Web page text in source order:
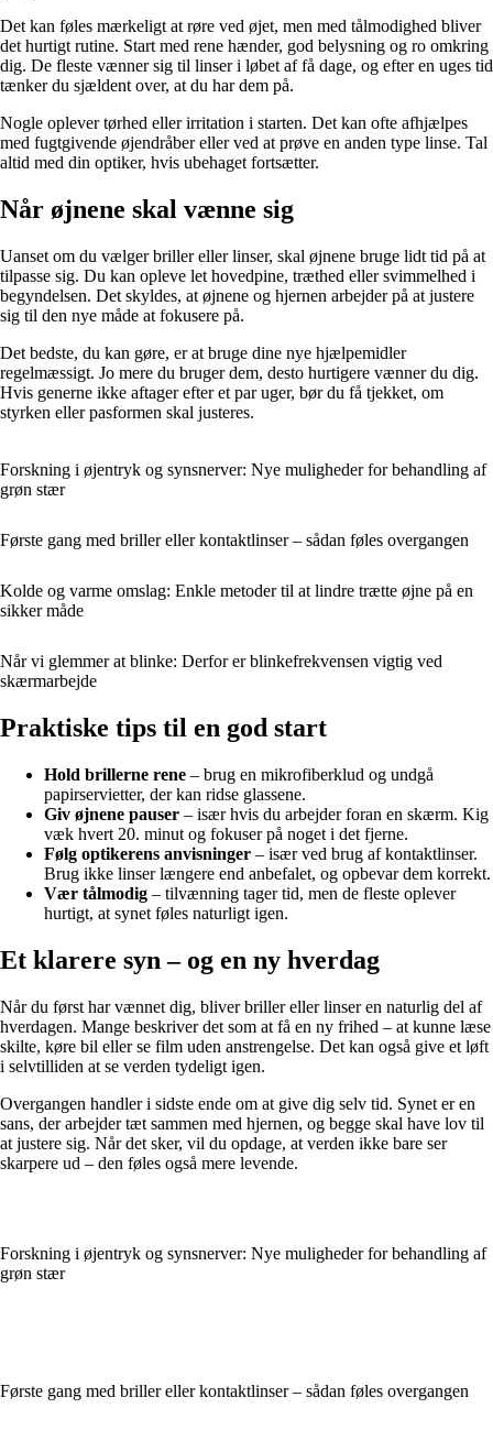
Det kan føles mærkeligt at røre ved øjet, men med tålmodighed bliver
det hurtigt rutine. Start med rene hænder, god belysning og ro omkring
dig. De fleste vænner sig til linser i løbet af få dage, og efter en uges tid
tænker du sjældent over, at du har dem på.
Nogle oplever tørhed eller irritation i starten. Det kan ofte afhjælpes
med fugtgivende øjendråber eller ved at prøve en anden type linse. Tal
altid med din optiker, hvis ubehaget fortsætter.
Når øjnene skal vænne sig
Uanset om du vælger briller eller linser, skal øjnene bruge lidt tid på at
tilpasse sig. Du kan opleve let hovedpine, træthed eller svimmelhed i
begyndelsen. Det skyldes, at øjnene og hjernen arbejder på at justere
sig til den nye måde at fokusere på.
Det bedste, du kan gøre, er at bruge dine nye hjælpemidler
regelmæssigt. Jo mere du bruger dem, desto hurtigere vænner du dig.
Hvis generne ikke aftager efter et par uger, bør du få tjekket, om
styrken eller pasformen skal justeres.
Forskning i øjentryk og synsnerver: Nye muligheder for behandling af
grøn stær
Første gang med briller eller kontaktlinser – sådan føles overgangen
Kolde og varme omslag: Enkle metoder til at lindre trætte øjne på en
sikker måde
Når vi glemmer at blinke: Derfor er blinkefrekvensen vigtig ved
skærmarbejde
Praktiske tips til en god start
Hold brillerne rene – brug en mikrofiberklud og undgå
papirservietter, der kan ridse glassene.
Giv øjnene pauser – især hvis du arbejder foran en skærm. Kig
væk hvert 20. minut og fokuser på noget i det fjerne.
Følg optikerens anvisninger – især ved brug af kontaktlinser.
Brug ikke linser længere end anbefalet, og opbevar dem korrekt.
Vær tålmodig – tilvænning tager tid, men de fleste oplever
hurtigt, at synet føles naturligt igen.
Et klarere syn – og en ny hverdag
Når du først har vænnet dig, bliver briller eller linser en naturlig del af
hverdagen. Mange beskriver det som at få en ny frihed – at kunne læse
skilte, køre bil eller se film uden anstrengelse. Det kan også give et løft
i selvtilliden at se verden tydeligt igen.
Overgangen handler i sidste ende om at give dig selv tid. Synet er en
sans, der arbejder tæt sammen med hjernen, og begge skal have lov til
at justere sig. Når det sker, vil du opdage, at verden ikke bare ser
skarpere ud – den føles også mere levende.
Forskning i øjentryk og synsnerver: Nye muligheder for behandling af
grøn stær
Første gang med briller eller kontaktlinser – sådan føles overgangen